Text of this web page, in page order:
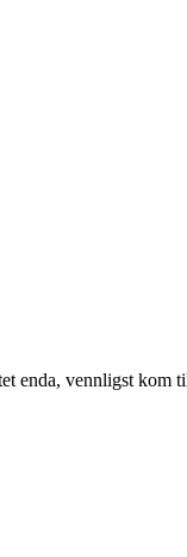
enda, vennligst kom